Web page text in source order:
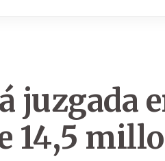
juzgada
14,5